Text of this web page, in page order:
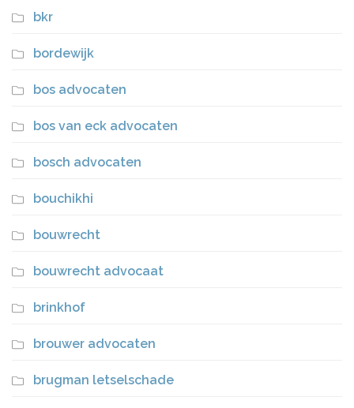
bkr
bordewijk
bos advocaten
bos van eck advocaten
bosch advocaten
bouchikhi
bouwrecht
bouwrecht advocaat
brinkhof
brouwer advocaten
brugman letselschade